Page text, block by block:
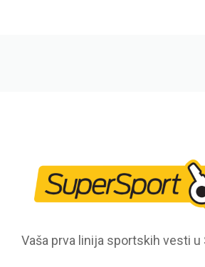
Vaša prva linija sportskih vesti u